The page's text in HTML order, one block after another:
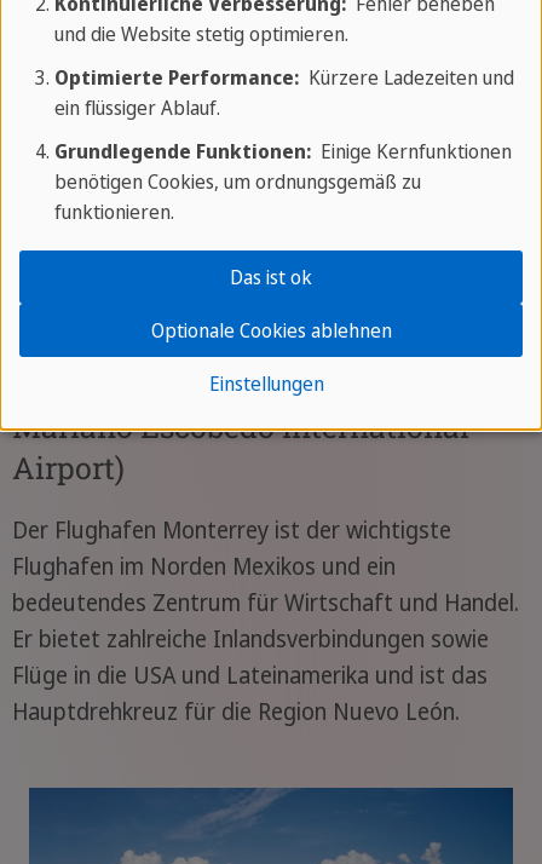
Flughafen Monterrey (General
Mariano Escobedo International
Airport)
Der Flughafen Monterrey ist der wichtigste
Flughafen im Norden Mexikos und ein
bedeutendes Zentrum für Wirtschaft und Handel.
Er bietet zahlreiche Inlandsverbindungen sowie
Flüge in die USA und Lateinamerika und ist das
Hauptdrehkreuz für die Region Nuevo León.
und die Website stetig optimieren.
Optimierte Performance:Kürzere Ladezeiten und
ein flüssiger Ablauf.
Grundlegende Funktionen:Einige Kernfunktionen
benötigen Cookies, um ordnungsgemäß zu
funktionieren.
Einstellungen
Optionale Cookies ablehnen
Das ist ok